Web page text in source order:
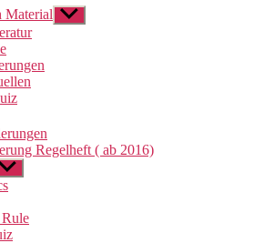
Material Untermenü
anzeigen
Regelheft ( ab 2016)